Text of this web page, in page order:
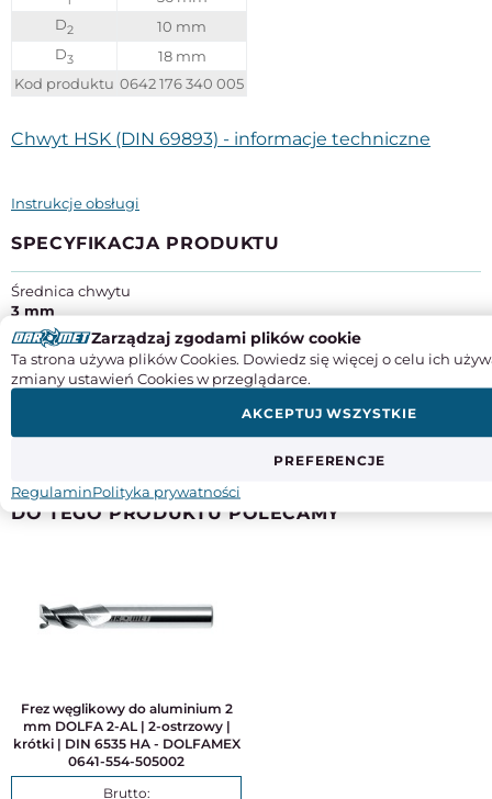
D2
10 mm
D3
18 mm
Kod produktu 0642 176 340 005
Chwyt HSK (DIN 69893) - informacje techniczne
Instrukcje obsługi
SPECYFIKACJA PRODUKTU
Średnica chwytu
3 mm
Odmiana
HSK-A63
ul. Wojska Polskiego 56, 18-500 Kolno
Kraj pochodzenia: Polska
: +48 862 782 722, info@zmkolno.pl
DO TEGO PRODUKTU POLECAMY
Frez węglikowy do aluminium 2
mm DOLFA 2-AL | 2-ostrzowy |
krótki | DIN 6535 HA - DOLFAMEX
0641-554-505002
Zarządzaj zgodami plików cookie
Ta strona używa plików Cookies. Dowiedz się więcej o celu ich
zmiany ustawień Cookies w przeglądarce.
PREFERENCJE
AKCEPTUJ WSZYSTKIE
RegulaminPolityka prywatności